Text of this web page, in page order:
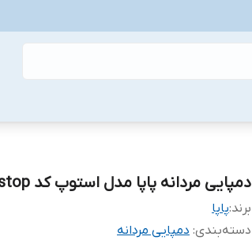
دمپایی مردانه پاپا مدل استوپ کد SVN 2443 stop
برند:پاپا
دسته‌بندی: دمپایی مردانه